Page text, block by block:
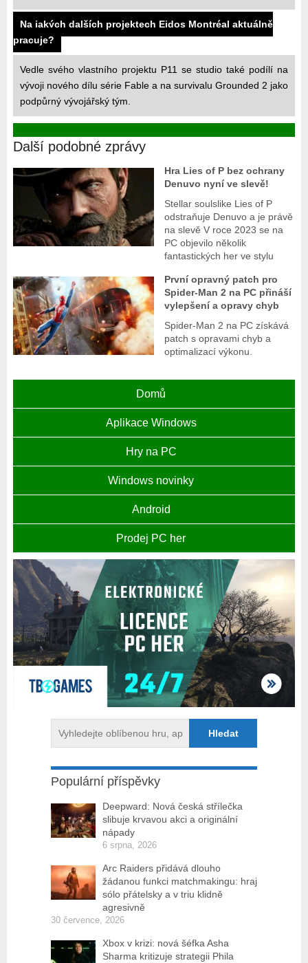
Na jakých dalších projektech Eidos Montréal aktuálně
pracuje?
Vedle svého vlastního projektu P11 se studio také podílí na
vývoji nového dílu série Fable a na survivalu Grounded 2 jako
podpůrný vývojářský tým.
Další podobné zprávy
Hra Lies of P bez ochrany
Denuvo nyní ve slevě!
Stellar soulslike Lies of P
odstraňuje Denuvo a je právě
na slevě V roce 2023 se na
PC objevilo několik
fantastických her ve stylu
První opravný patch pro
Spider-Man 2 na PC přináší
vylepšení a opravy chyb
Spider-Man 2 na PC získává
patch s opravami chyb a
optimalizací výkonu.
Domů
Aplikace Windows
Hry na PC
Windows novinky
Android
Prodej PC her
Populární příspěvky
Deepward: Nová česká střílečka
slibuje krvavou akci a originální
nápady
6 srpna, 2026
Arc Raiders přidává dlouho
žádanou funkci matchmakingu: hraj
sólo přátelsky a v triu klidně
agresivně
30 července, 2026
Xbox v krizi: nová šéfka Asha
Sharma kritizuje strategii Phila